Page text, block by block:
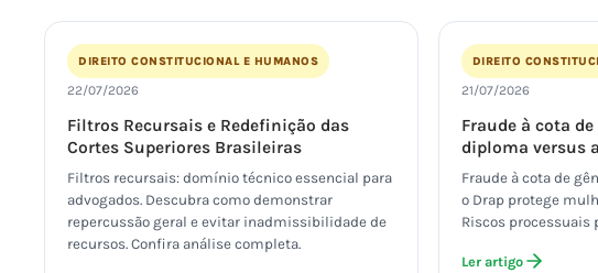
DIREITO CONSTITUCIONAL E HUMANOS
22/07/2026
Filtros Recursais e Redefinição das
Cortes Superiores Brasileiras
Filtros recursais: domínio técnico essencial para
advogados. Descubra como demonstrar
repercussão geral e evitar inadmissibilidade de
recursos. Confira análise completa.
DIREITO
21/07/2026
Fraude à cota
diploma versus
Fraude à cota de
o Drap protege
Riscos processuais
Ler artigo